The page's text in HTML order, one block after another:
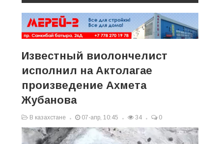
Известный виолончелист
исполнил на Актолагае
произведение Ахмета
Жубанова
В казахстане 07-апр, 10:45 34 0